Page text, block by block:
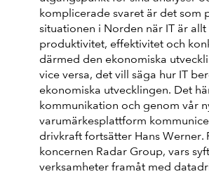
komplicerade svaret är det som
situationen i Norden när IT är
produktivitet, effektivitet och
därmed den ekonomiska
vice versa, det vill säga hur IT
ekonomiska utvecklingen. Det
kommunikation och genom vår
varumärkesplattform
drivkraft fortsätter Hans Werner.
koncernen Radar Group, vars
verksamheter framåt med